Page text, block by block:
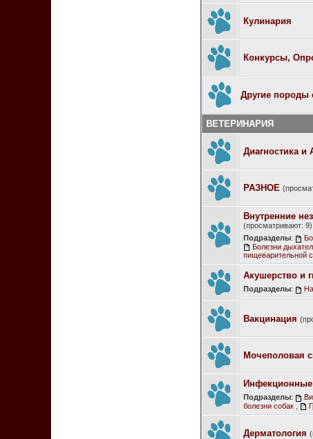
Кулинария
Конкурсы,
Другие породы
ВЕТЕРИНАРИЯ
Диагностика и
РАЗНОЕ
Внутренние
(просматривают: 9)
Подразделы:
Болезни
пищеварительной
Акушерство и
Подразделы:
Вакцинация
Мочеполовая
Инфекционные
Подразделы:
болезни собак
Дерматология